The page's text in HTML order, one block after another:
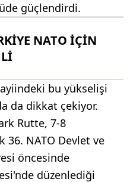
güçlendirdi.
NATO İÇİN
bu yükselişi
da dikkat çekiyor.
Rutte, 7-8
36. NATO Devlet ve
öncesinde
düzenlediği